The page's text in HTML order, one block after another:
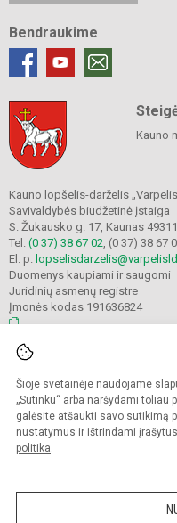
Šioje svetainėje naudojame
„Sutinku“ arba naršydami
galėsite atšaukti savo sutikimą
nustatymus ir ištrindami
politika.
Bendraukime
Kauno
Kauno lopšelis-darželis
Savivaldybės biudžetinė įstaiga
S. Žukausko g. 17, Kaunas 49311
Tel. (0 37) 38 67 02 , (0 37) 38 67
El. p.
Duomenys kaupiami ir saugomi
Juridinių asmenų registre
Įmonės kodas 191636824
Kopijuoti turinį be raštiško
Prieinamumo
Sumanus būdas atnaujinti